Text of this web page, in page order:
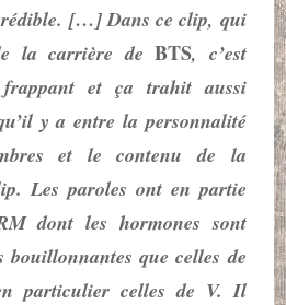
[…] Dans ce clip, qui
la carrière deBTS, c’est
frappant et ça trahit aussi
y a entre la personnalité
et le contenu de la
Les paroles ont en partie
dont les hormones sont
bouillonnantes que celles de
particulier celles de V. Il